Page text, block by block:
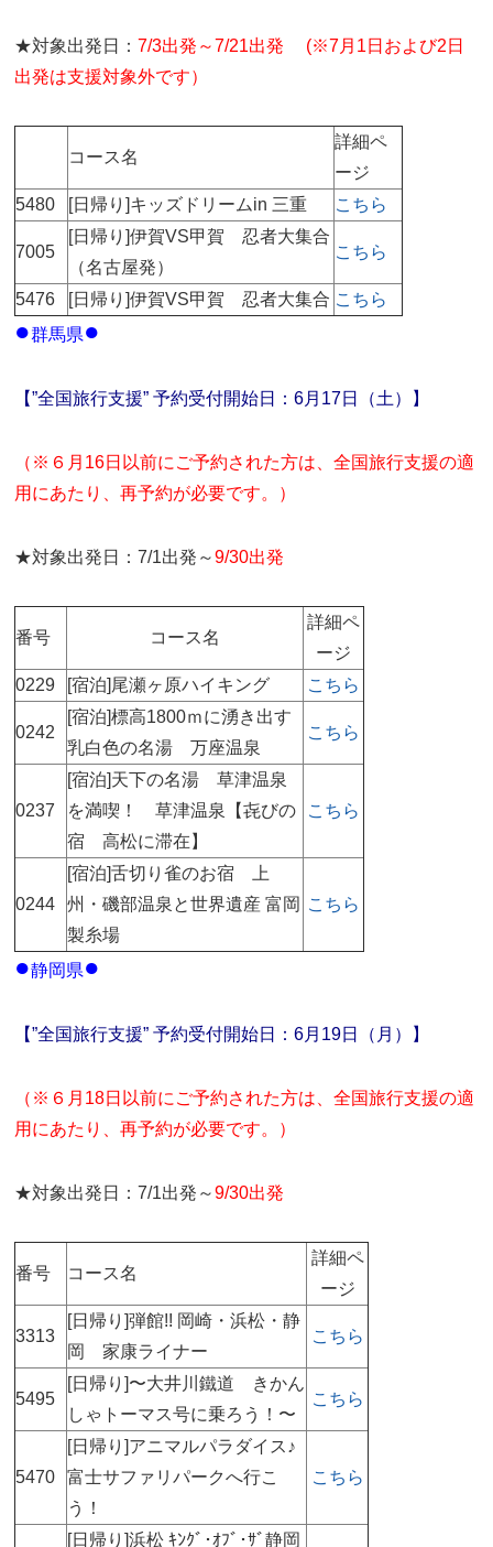
★対象出発日：7/3出発～7/21出発 (※7月1日および2日
出発は支援対象外です）
コース名
詳細ペ
ージ
5480
[日帰り]キッズドリームin 三重 こちら
7005
[日帰り]伊賀VS甲賀 忍者大集合
（名古屋発）
こちら
5476 [日帰り]伊賀VS甲賀 忍者大集合 こちら
●群馬県●
【”全国旅行支援” 予約受付開始日：6月17日（土）】
（※６月16日以前にご予約された方は、全国旅行支援の適
用にあたり、再予約が必要です。）
★対象出発日：7/1出発～9/30出発
番号 コース名
詳細ペ
ージ
0229
[宿泊]尾瀬ヶ原ハイキング こちら
0242
[宿泊]標高1800ｍに湧き出す
乳白色の名湯 万座温泉
こちら
0237
[宿泊]天下の名湯 草津温泉
を満喫！ 草津温泉【㐂びの
宿 高松に滞在】
こちら
0244
[宿泊]舌切り雀のお宿 上
州・磯部温泉と世界遺産 富岡
製糸場
こちら
●静岡県●
【”全国旅行支援” 予約受付開始日：6月19日（月）】
（※６月18日以前にご予約された方は、全国旅行支援の適
用にあたり、再予約が必要です。）
★対象出発日：7/1出発～9/30出発
番号 コース名
詳細ペ
ージ
3313
[日帰り]弾館!! 岡崎・浜松・静
岡 家康ライナー
こちら
5495
[日帰り]〜大井川鐵道 きかん
しゃトーマス号に乗ろう！〜
こちら
5470
[日帰り]アニマルパラダイス♪
富士サファリパークへ行こ
う！
こちら
[日帰り]浜松 ｷﾝｸﾞ･ｵﾌﾞ･ｻﾞ静岡